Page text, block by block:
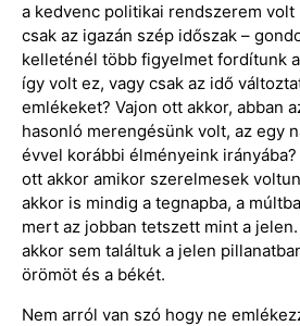
a kedvenc politikai rendszerem volt
csak az igazán szép időszak –
kelleténél több figyelmet fordítunk
így volt ez, vagy csak az idő
emlékeket? Vajon ott akkor, abban
hasonló merengésünk volt, az egy
évvel korábbi élményeink
ott akkor amikor szerelmesek
akkor is mindig a tegnapba, a
mert az jobban tetszett mint a
akkor sem találtuk a jelen
örömöt és a békét.
Nem arról van szó hogy ne